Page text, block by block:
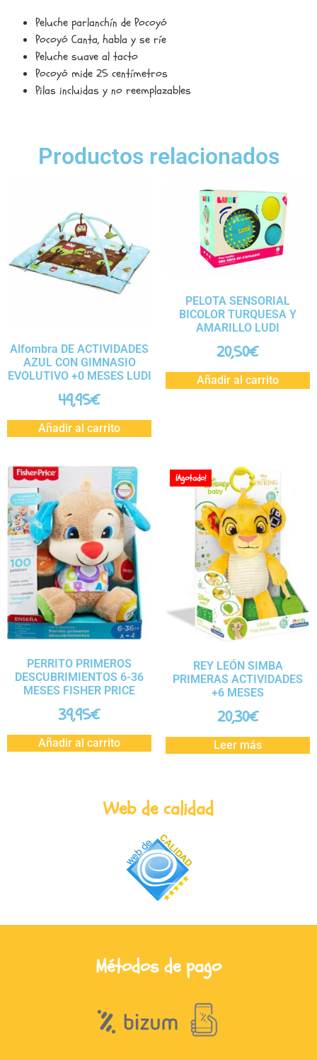
Peluche parlanchín de Pocoyó
Pocoyó Canta, habla y se ríe
Peluche suave al tacto
Pocoyó mide 25 centímetros
Pilas incluidas y no reemplazables
Productos relacionados
Alfombra DE ACTIVIDADES
AZUL CON GIMNASIO
EVOLUTIVO +0 MESES LUDI
49,95€
Añadir al carrito
PELOTA SENSORIAL
BICOLOR TURQUESA Y
AMARILLO LUDI
20,50€
Añadir al carrito
PERRITO PRIMEROS
DESCUBRIMIENTOS 6-36
MESES FISHER PRICE
39,95€
Añadir al carrito
¡Agotado!
REY LEÓN SIMBA
PRIMERAS ACTIVIDADES
+6 MESES
20,30€
Leer más
Web de calidad
Métodos de pago